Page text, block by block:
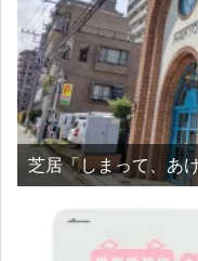
芝居「しまって、あ